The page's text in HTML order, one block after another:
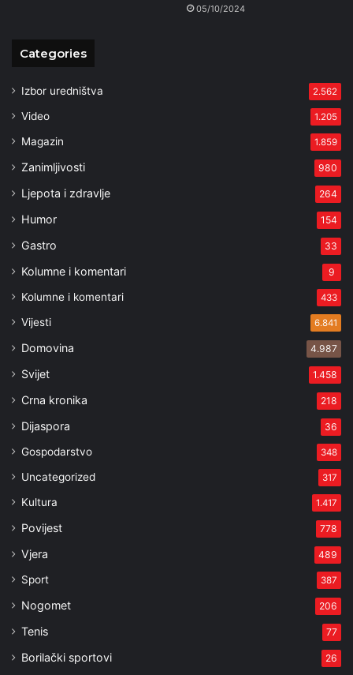
05/10/2024
Categories
Izbor uredništva 2.562
Video 1.205
Magazin 1.859
Zanimljivosti 980
Ljepota i zdravlje 264
Humor 154
Gastro 33
Kolumne i komentari 9
Kolumne i komentari 433
Vijesti 6.841
Domovina 4.987
Svijet 1.458
Crna kronika 218
Dijaspora 36
Gospodarstvo 348
Uncategorized 317
Kultura 1.417
Povijest 778
Vjera 489
Sport 387
Nogomet 206
Tenis 77
Borilački sportovi 26